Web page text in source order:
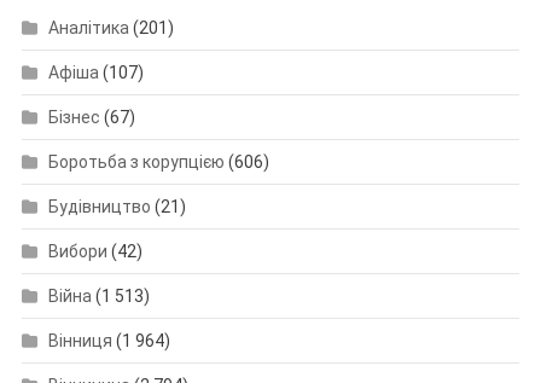
Аналітика(201)
Афіша(107)
Бізнес (67)
Боротьба з корупцією (606)
Будівництво (21)
Вибори (42)
Війна(1 513)
Вінниця (1 964)